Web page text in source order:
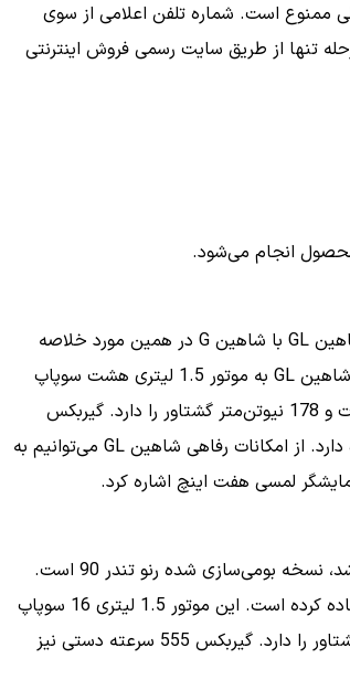
ممنوع است. شماره تلفن اعلامی از سوی
تنها از طریق سایت رسمی فروش اینترنتی
انجام می‌شود.
شاهین GL نسخه بدون سانروف شاهین G است. تنها تفاوت شاهین GL با شاهین G در همین مورد خلاصه
می‌شود و سایر مشخصات فنی میان این دو تیپ یکسان است. شاهین GL به موتور 1.5 لیتری هشت سوپاپ
توربوشارژ مجهز شده است که توانایی تولید 109 اسب بخار قدرت و 178 نیوتن‌متر گشتاور را دارد. گیربکس
پنج‌سرعته دستی وظیفه انتقال نیرو به چرخ‌های جلو را بر عهده دارد. از امکانات رفاهی شاهین GL می‌توانیم به
لمسی هفت اینچ اشاره کرد.
پارس‌نوآ دنده‌ای که پیش از این با نام پروژه کادیلا شناخته می‌شد، نسخه بومی‌سازی شده رنو تندر 90 است.
سایپا در طراحی پارس‌نوآ از موتور جدید خود یعنی ME16 استفاده کرده است. این موتور 1.5 لیتری 16 سوپاپ
توانایی تولید 115 اسب بخار قدرت و 147147147 نیوتن متر گشتاور را دارد. گیربکس 555 سرعته دستی نیز